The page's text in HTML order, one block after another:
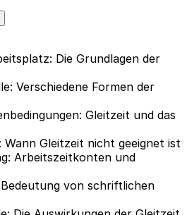
Die Grundlagen der
Verschiedene Formen der
Gleitzeit und das
Wann Gleitzeit nicht geeignet ist
Arbeitszeitkonten und
von schriftlichen